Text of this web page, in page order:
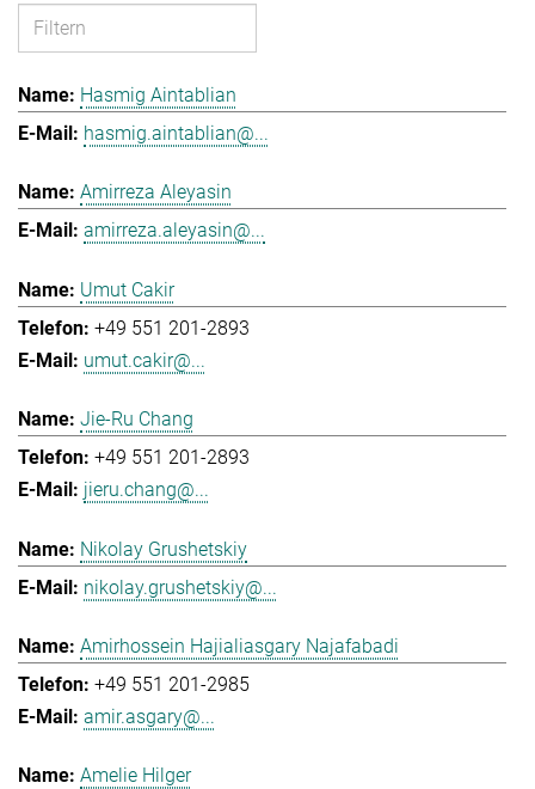
Hasmig Aintablian
hasmig.aintablian@...
Amirreza Aleyasin
amirreza.aleyasin@...
Umut Cakir
+49 551 201-2893
umut.cakir@...
Jie-Ru Chang
+49 551 201-2893
jieru.chang@...
Nikolay Grushetskiy
nikolay.grushetskiy@...
Amirhossein Hajialiasgary Najafabadi
+49 551 201-2985
amir.asgary@...
Amelie Hilger